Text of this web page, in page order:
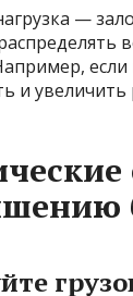
—
и увеличить